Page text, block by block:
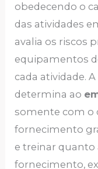
obedecendo o
das atividades
avalia os riscos
equipamentos
cada atividade. A
determina ao
somente com o
fornecimento
e treinar quanto
fornecimento,